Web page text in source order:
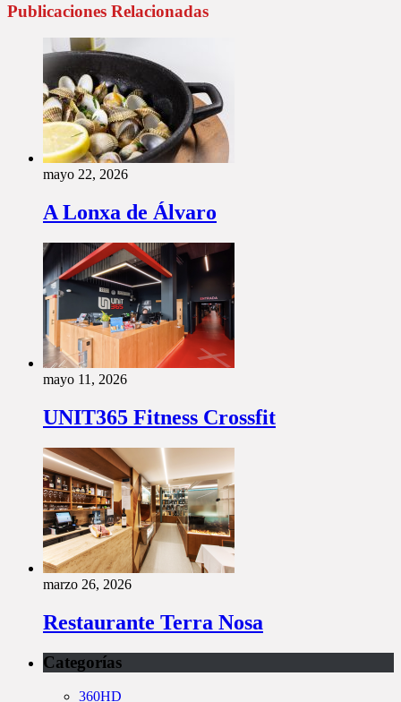
Publicaciones Relacionadas
mayo 22, 2026
A Lonxa de Álvaro
mayo 11, 2026
UNIT365 Fitness Crossfit
marzo 26, 2026
Restaurante Terra Nosa
Categorías
360HD